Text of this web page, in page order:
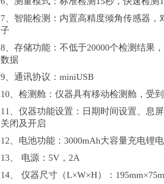
7、智能检测：内置高精度倾角传感器
子
8、存储功能：不低于20000个检测结果
数据
9、通讯协议：miniUSB
10、检测舱：仪器具有移动检测舱，受
11、仪器功能设置：日期时间设置、息
关闭及开启
12、电池功能：3000mAh大容量充电锂
13、 电源：5V，2A
14、 仪器尺寸（L×W×H）：